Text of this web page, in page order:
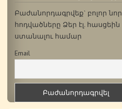
Բաժանորդագրվեք` բոլոր նոր
հոդվածները Ձեր էլ. հասցեին
ստանալու համար
Email